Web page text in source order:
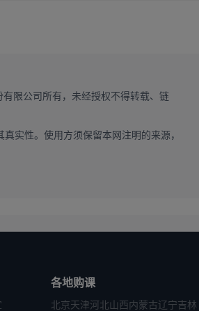
校外调剂两大环节，校内调剂通常先于校
系官网的官方通知，不要错过调剂报名的时
人情况、一志愿报考情况、专业优势与调
乎没有校外调剂名额的现实。反而一些冷
限公司所有，未经授权不得转载、链
实性。使用方须保留本网注明的来源，
各地购课
北京天津河北山西内蒙古辽宁吉林